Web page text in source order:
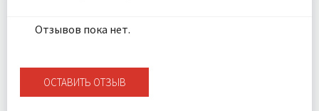
Отзывов пока нет.
ОСТАВИТЬ ОТЗЫВ